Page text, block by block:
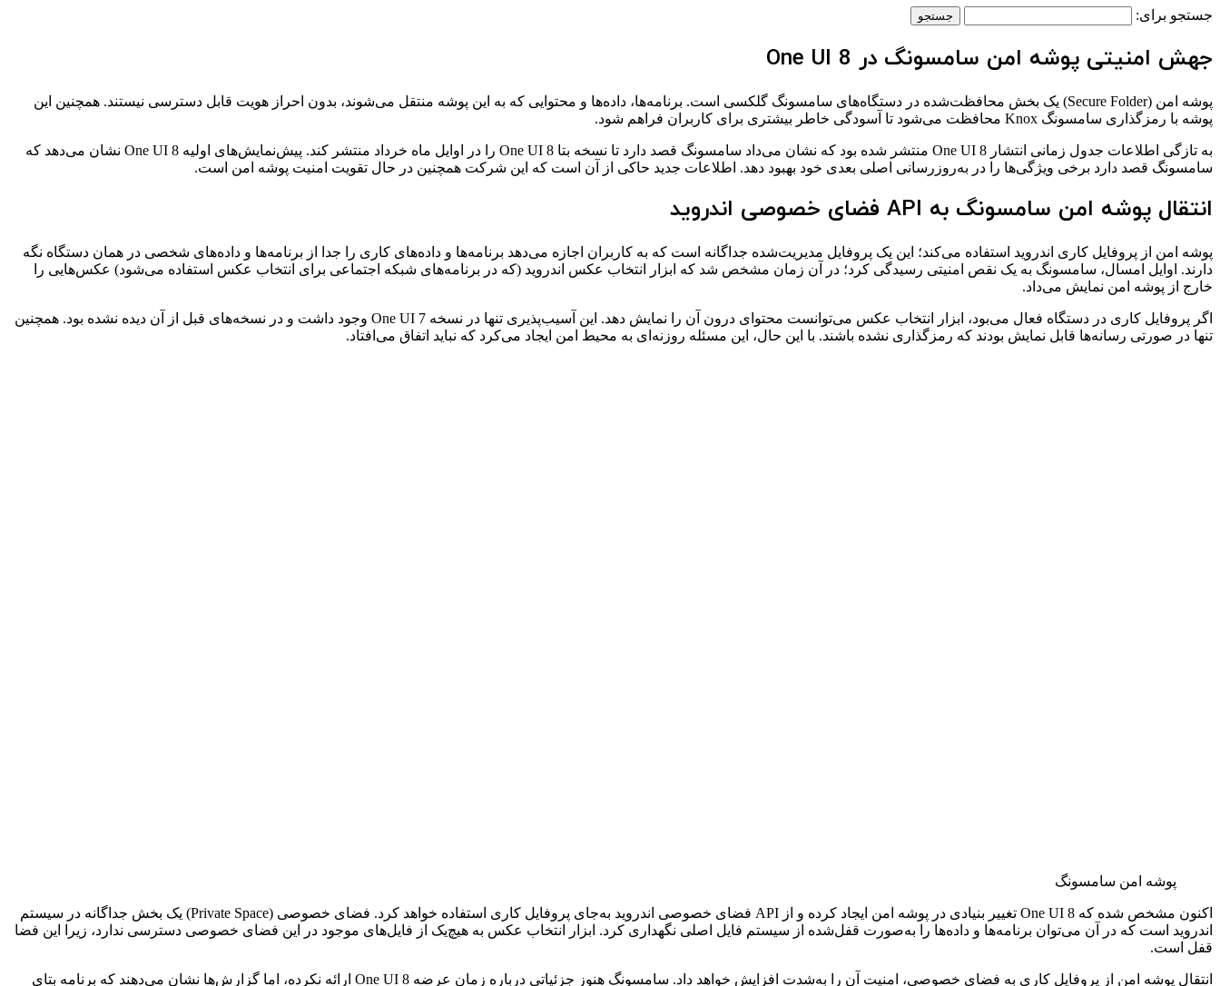
جستجو برای:
جهش امنیتی پوشه امن سامسونگ در One UI 8
پوشه امن (Secure Folder) یک بخش محافظت‌شده در دستگاه‌های سامسونگ گلکسی است. برنامه‌ها، داده‌ها و محتوایی که به این پوشه منتقل می‌شوند، بدون احراز هویت قابل دسترسی نیستند. همچنین این
پوشه با رمزگذاری سامسونگ Knox محافظت می‌شود تا آسودگی خاطر بیشتری برای کاربران فراهم شود.
به تازگی اطلاعات جدول زمانی انتشار One UI 8 منتشر شده بود که نشان می‌داد سامسونگ قصد دارد تا نسخه بتا One UI 8 را در اوایل ماه خرداد منتشر کند. پیش‌نمایش‌های اولیه One UI 8 نشان می‌دهد که
سامسونگ قصد دارد برخی ویژگی‌ها را در به‌روزرسانی اصلی بعدی خود بهبود دهد. اطلاعات جدید حاکی از آن است که این شرکت همچنین در حال تقویت امنیت پوشه امن است.
انتقال پوشه امن سامسونگ به API فضای خصوصی اندروید
پوشه امن از پروفایل کاری اندروید استفاده می‌کند؛ این یک پروفایل مدیریت‌شده جداگانه است که به کاربران اجازه می‌دهد برنامه‌ها و داده‌های کاری را جدا از برنامه‌ها و داده‌های شخصی در همان دستگاه نگه
دارند. اوایل امسال، سامسونگ به یک نقص امنیتی رسیدگی کرد؛ در آن زمان مشخص شد که ابزار انتخاب عکس اندروید (که در برنامه‌های شبکه اجتماعی برای انتخاب عکس استفاده می‌شود) عکس‌هایی را
خارج از پوشه امن نمایش می‌داد.
اگر پروفایل کاری در دستگاه فعال می‌بود، ابزار انتخاب عکس می‌توانست محتوای درون آن را نمایش دهد. این آسیب‌پذیری تنها در نسخه One UI 7 وجود داشت و در نسخه‌های قبل از آن دیده نشده بود. همچنین
تنها در صورتی رسانه‌ها قابل نمایش بودند که رمزگذاری نشده باشند. با این حال، این مسئله روزنه‌ای به محیط امن ایجاد می‌کرد که نباید اتفاق می‌افتاد.
پوشه امن سامسونگ
اکنون مشخص شده که One UI 8 تغییر بنیادی در پوشه امن ایجاد کرده و از API فضای خصوصی اندروید به‌جای پروفایل کاری استفاده خواهد کرد. فضای خصوصی (Private Space) یک بخش جداگانه در سیستم
اندروید است که در آن می‌توان برنامه‌ها و داده‌ها را به‌صورت قفل‌شده از سیستم فایل اصلی نگهداری کرد. ابزار انتخاب عکس به هیچ‌یک از فایل‌های موجود در این فضای خصوصی دسترسی ندارد، زیرا این فضا
قفل است.
انتقال پوشه امن از پروفایل کاری به فضای خصوصی، امنیت آن را به‌شدت افزایش خواهد داد. سامسونگ هنوز جزئیاتی درباره زمان عرضه One UI 8 ارائه نکرده، اما گزارش‌ها نشان می‌دهند که برنامه بتای